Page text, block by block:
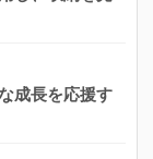
成長を応援す